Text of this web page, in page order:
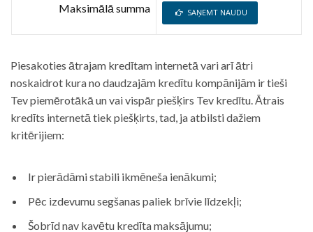
Maksimālā summa SAŅEMT NAUDU
Piesakoties ātrajam kredītam internetā vari arī ātri
noskaidrot kura no daudzajām kredītu kompānijām ir tieši
Tev piemērotākā un vai vispār piešķirs Tev kredītu. Ātrais
kredīts internetā tiek piešķirts, tad, ja atbilsti dažiem
kritērijiem:
Ir pierādāmi stabili ikmēneša ienākumi;
Pēc izdevumu segšanas paliek brīvie līdzekļi;
Šobrīd nav kavētu kredīta maksājumu;